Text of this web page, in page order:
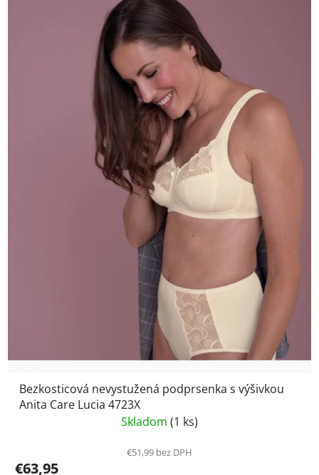
Bezkosticová nevystužená podprsenka s výšivkou
Anita Care Lucia 4723X
Skladom (1 ks)
€51,99 bez DPH
€63,95